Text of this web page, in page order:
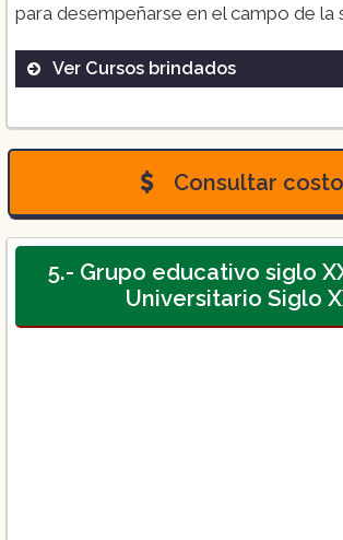
para desempeñarse en el campo de la
Ver Cursos brindados
Licenciatura en enfermería
Licenciatura en pedagogía
Licenciatura en mediación
Consultar
5.- Grupo educativo siglo
Universitario Siglo